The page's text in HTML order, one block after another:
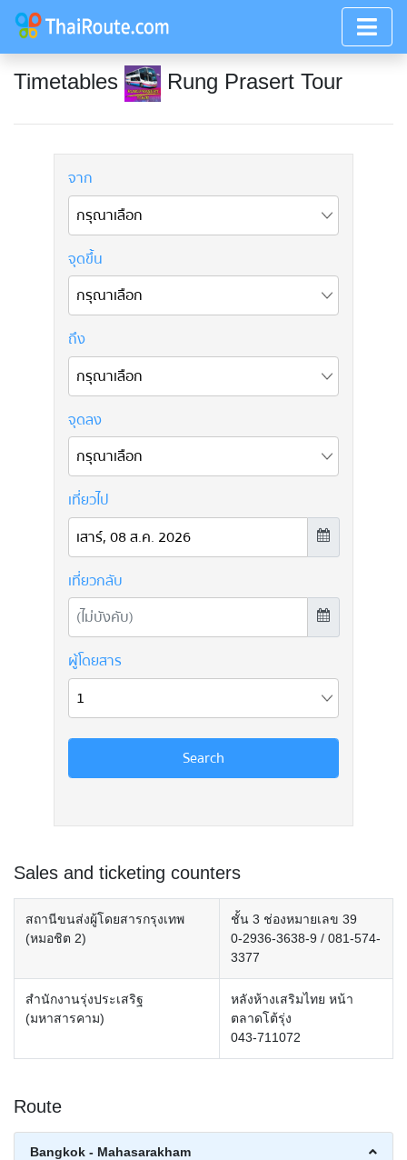
Timetables Rung Prasert Tour
Sales and ticketing counters
สถานีขนส่งผู้โดยสารกรุงเทพ
(หมอชิต 2)
ชั้น 3 ช่องหมายเลข 39
0-2936-3638-9 / 081-574-
3377
สำนักงานรุ่งประเสริฐ
(มหาสารคาม)
หลังห้างเสริมไทย หน้า
ตลาดโต้รุ่ง
043-711072
Route
Bangkok - Mahasarakham